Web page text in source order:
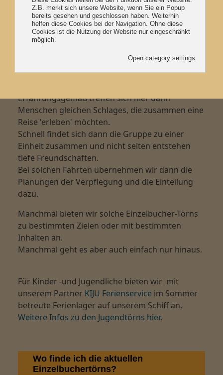
Wer sind die Einzelbucher?
Unsere Einzelbuchertörns sind eure
Gelegenheit bei uns Mitzusegeln. Es
spielt dabei keine Rolle, ob ihr Alleine
oder in kleinen (Freundes-) Gruppen
Erfahrungsgemäß treffen sich hier dann
Menschen gleichen Schlages, die zusammen eine
Reise 'erleben' möchten.
Schnell findet sich dann die Gruppe zu einer
Einheit zusammen und nicht selten entstehen
tiefe Freundschaften.
Bei solchen Fahrten übernehmen wir dann die
Planungen der Verpflegung und die Einteilung
dazu.
Manchmal bieten wir solche Einzelbucher-Törns
zu bestimmten Zielen oder mit bestimmten
Inhalten an.
Manchmal geht es aber auch einfach nur hinaus.
Für Kinder -und Jugendliche bieten wir mit
unserem Partner KIJU Ferienservice im Sommer
betreute Ferienlager auf unserem Schiff an.
Weitere Infos zu den Jugendtörns hier.
Wo finde ich die aktuellen
Einzelbuchertörns?